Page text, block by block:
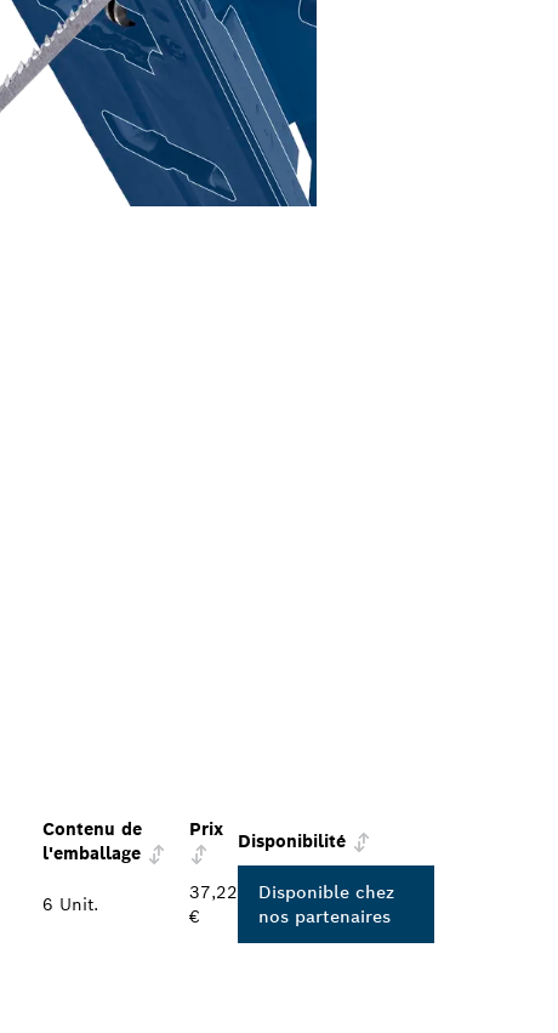
Contenu de
l'emballage
Prix
Disponibilité
6 Unit.
37,22
€
Disponible chez
nos partenaires